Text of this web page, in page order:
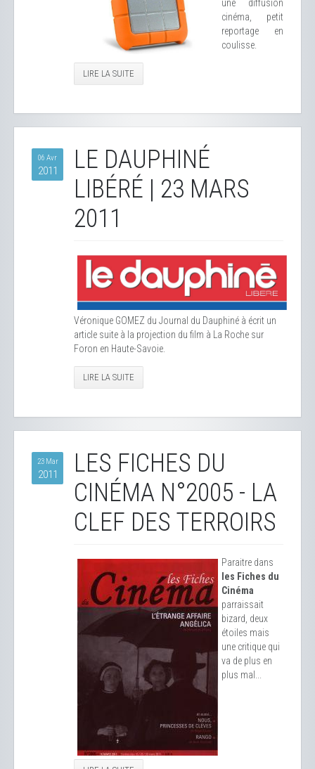
une diffusion
cinéma, petit
reportage en
coulisse.
LIRE LA SUITE
06 Avr
2011
LE DAUPHINÉ
LIBÉRÉ | 23 MARS
2011
Véronique GOMEZ du Journal du Dauphiné à écrit un
article suite à la projection du film à La Roche sur
Foron en Haute-Savoie.
LIRE LA SUITE
23 Mar
2011
LES FICHES DU
CINÉMA N°2005 - LA
CLEF DES TERROIRS
Paraitre dans
les Fiches du
Cinéma
parraissait
bizard, deux
étoiles mais
une critique qui
va de plus en
plus mal...